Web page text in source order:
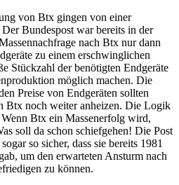
von Btx gingen von einer
Bundespost war bereits in der
nach Btx nur dann
zu einem erschwinglichen
Stückzahl der benötigten Endgeräte
möglich machen. Die
Preise von Endgeräten sollten
Btx noch weiter anheizen. Die Logik
Btx ein Massenerfolg wird,
soll da schon schiefgehen! Die Post
so sicher, dass sie bereits 1981
um den erwarteten Ansturm nach
zu können.